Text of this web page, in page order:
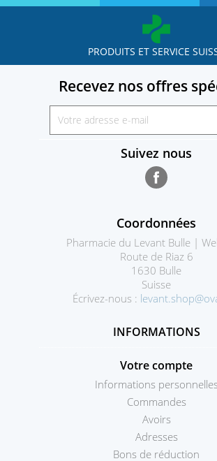
PRODUITS ET SERVICE
Recevez nos offres
Suivez nous
Coordonnées
Pharmacie du Levant Bulle |
Route de Riaz 6
1630 Bulle
Suisse
Écrivez-nous :
INFORMATIONS
Votre compte
Informations personnelles
Commandes
Avoirs
Adresses
Bons de réduction